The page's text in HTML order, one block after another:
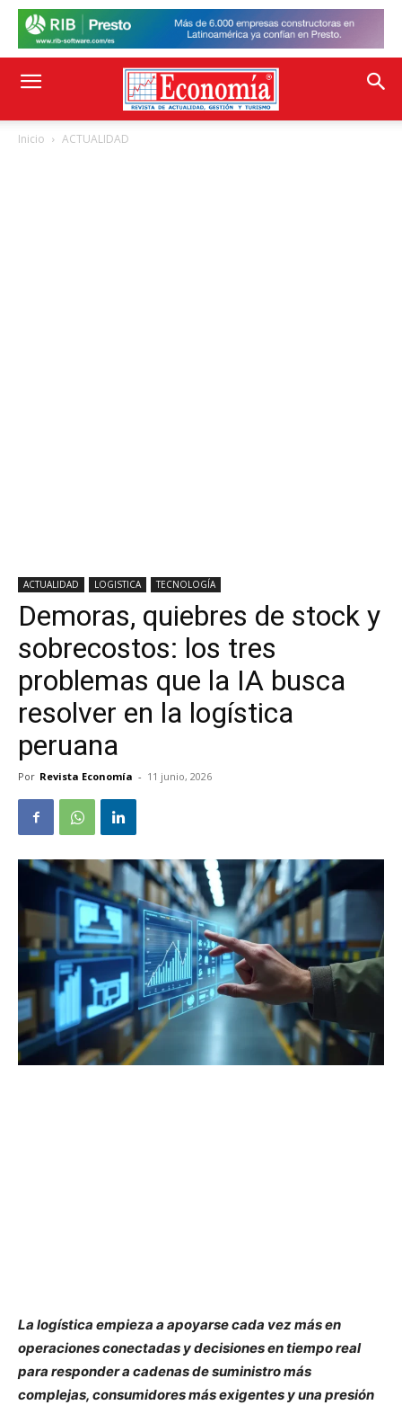
Inicio ACTUALIDAD
ACTUALIDAD LOGISTICA TECNOLOGÍA
Demoras, quiebres de stock y
sobrecostos: los tres
problemas que la IA busca
resolver en la logística
peruana
Por Revista Economía - 11 junio, 2026
La logística empieza a apoyarse cada vez más en
operaciones conectadas y decisiones en tiempo real
para responder a cadenas de suministro más
complejas, consumidores más exigentes y una presión